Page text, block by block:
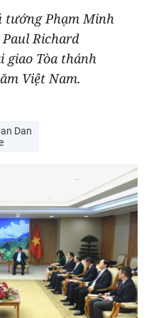
XÃ
tướng Phạm Minh
Richard
giao Tòa thánh
Việt Nam.
Dan